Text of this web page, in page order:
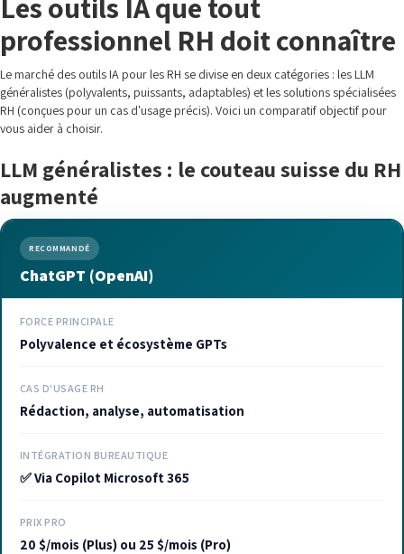
professionnel RH doit connaître
Le marché des outils IA pour les RH se divise en deux catégories : les LLM
généralistes (polyvalents, puissants, adaptables) et les solutions spécialisées
RH (conçues pour un cas d'usage précis). Voici un comparatif objectif pour
vous aider à choisir.
LLM généralistes : le couteau suisse du RH
augmenté
RECOMMANDÉ
ChatGPT (OpenAI)
FORCE PRINCIPALE
Polyvalence et écosystème GPTs
CAS D'USAGE RH
Rédaction, analyse, automatisation
INTÉGRATION BUREAUTIQUE
✅ Via Copilot Microsoft 365
PRIX PRO
20 $/mois (Plus) ou 25 $/mois (Pro)